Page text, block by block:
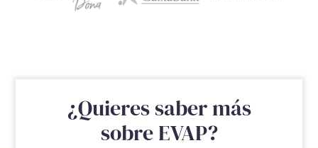
¿Quieres saber más
sobre EVAP?